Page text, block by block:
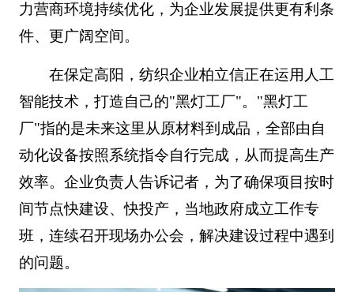
力营商环境持续优化，为企业发展提供更有利条
件、更广阔空间。
在保定高阳，纺织企业柏立信正在运用人工
智能技术，打造自己的"黑灯工厂"。"黑灯工
厂"指的是未来这里从原材料到成品，全部由自
动化设备按照系统指令自行完成，从而提高生产
效率。企业负责人告诉记者，为了确保项目按时
间节点快建设、快投产，当地政府成立工作专
班，连续召开现场办公会，解决建设过程中遇到
的问题。